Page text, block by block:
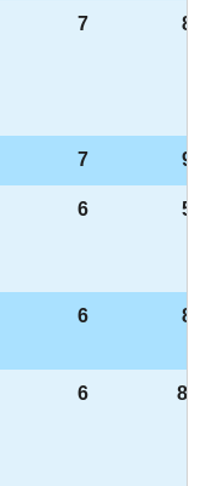
7 8-
7 9-
6 5-
6 8-
6 8-